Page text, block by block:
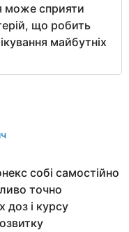
може сприяти
що робить
майбутніх
собі самостійно
точно
доз і курсу